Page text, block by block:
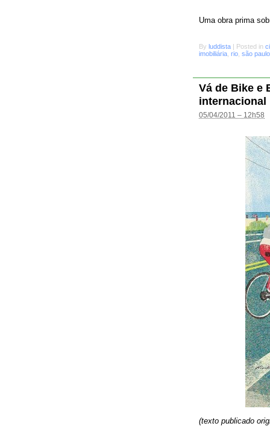
Uma obra prima
By luddista | Posted in
imobiliária rio são paulo
Vá de Bike e
internacional
05/04/2011 – 12h58
(texto publicado